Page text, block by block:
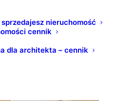
nieruchomość
cennik
dla architekta – cennik